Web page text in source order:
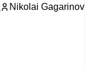
Nikolai Gagarinov